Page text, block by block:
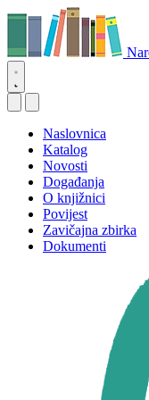
Naslovnica
Katalog
Novosti
Događanja
O knjižnici
Povijest
Zavičajna zbirka
Dokumenti